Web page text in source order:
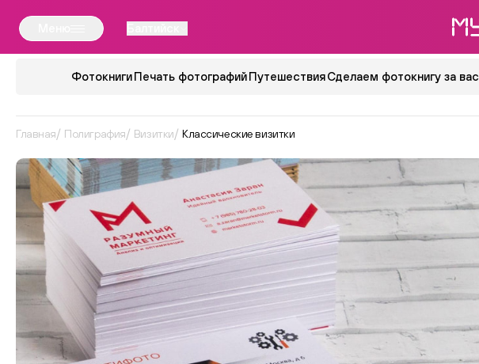
Фотокниги Печать фотографий Путешествия Сделаем фотокнигу за вас
Главная Полиграфия Визитки Классические визитки